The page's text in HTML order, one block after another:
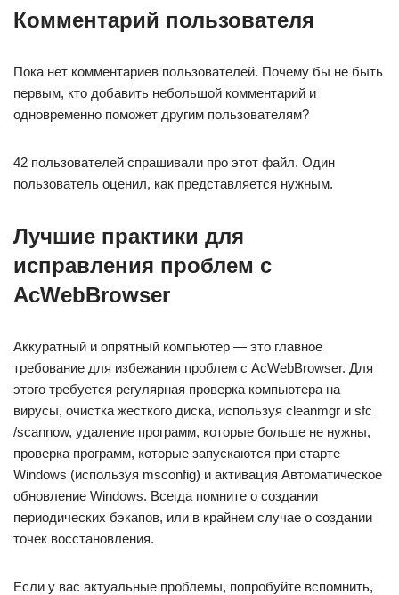
Комментарий пользователя
Пока нет комментариев пользователей. Почему бы не быть
первым, кто добавить небольшой комментарий и
одновременно поможет другим пользователям?
42 пользователей спрашивали про этот файл. Один
пользователь оценил, как представляется нужным.
Лучшие практики для
исправления проблем с
AcWebBrowser
Аккуратный и опрятный компьютер — это главное
требование для избежания проблем с AcWebBrowser. Для
этого требуется регулярная проверка компьютера на
вирусы, очистка жесткого диска, используя cleanmgr и sfc
/scannow, удаление программ, которые больше не нужны,
проверка программ, которые запускаются при старте
Windows (используя msconfig) и активация Автоматическое
обновление Windows. Всегда помните о создании
периодических бэкапов, или в крайнем случае о создании
точек восстановления.
Если у вас актуальные проблемы, попробуйте вспомнить,